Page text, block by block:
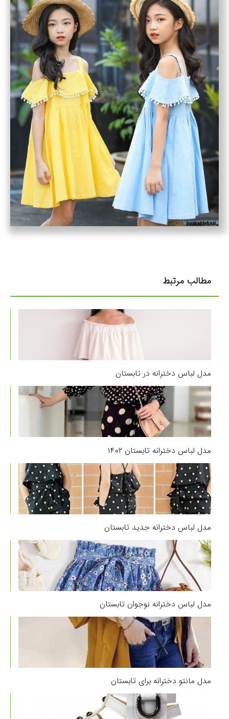
مطالب مرتبط
مدل لباس دخترانه در تابستان
مدل لباس دخترانه تابستان ۱۴۰۲
مدل لباس دخترانه جدید تابستان
مدل لباس دخترانه نوجوان تابستان
مدل مانتو دخترانه برای تابستان